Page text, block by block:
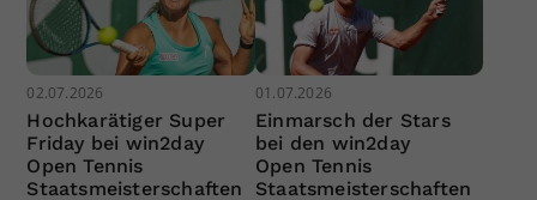
02.07.2026
Hochkarätiger Super
Friday bei win2day
Open Tennis
Staatsmeisterschaften
01.07.2026
Einmarsch der Stars
bei den win2day
Open Tennis
Staatsmeisterschaften